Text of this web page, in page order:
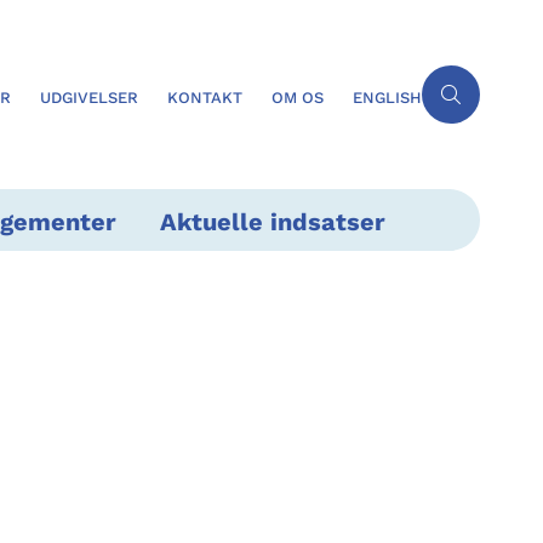
UDGIVELSER KONTAKT OM OS ENGLISH
Aktuelle indsatser